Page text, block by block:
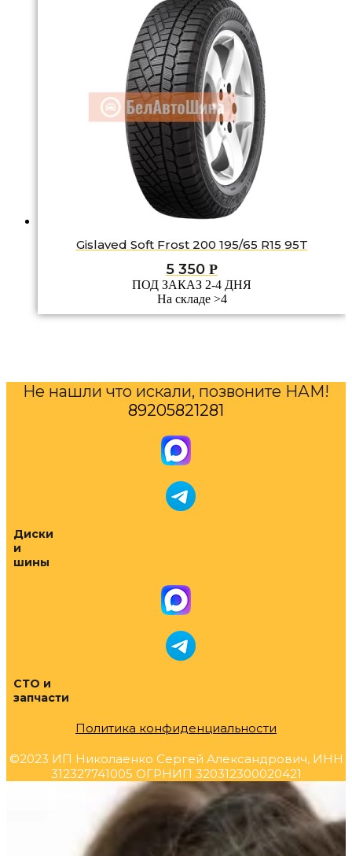
Gislaved Soft Frost 200 195/65 R15 95T
5 350 Р
ПОД ЗАКАЗ 2-4 ДНЯ
На складе >4
Не нашли что искали, позвоните НАМ!
89205821281
Диски
и
шины
СТО и
запчасти
Политика конфиденциальности
©2023 ИП Николаенко Сергей Александрович, ИНН
312327741005 ОГРНИП 320312300020421